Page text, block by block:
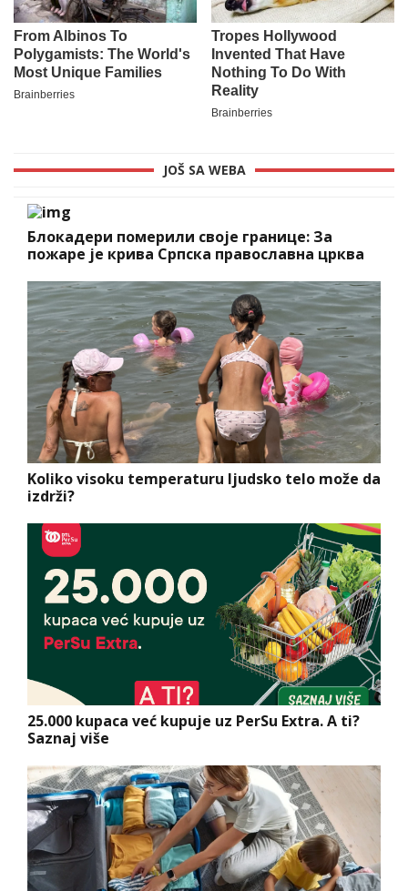
JOŠ SA WEBA
Блокадери померили своје границе: За
пожаре је крива Српска православна црква
Koliko visoku temperaturu ljudsko telo može da
izdrži?
25.000 kupaca već kupuje uz PerSu Extra. A ti?
Saznaj više